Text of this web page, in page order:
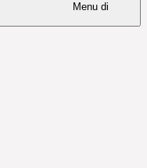
Menu di